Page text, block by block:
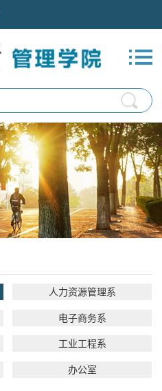
人力资源管理系
电子商务系
工业工程系
办公室